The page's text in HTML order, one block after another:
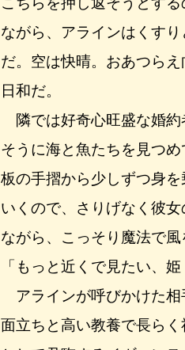
ながら、アラインはくす
だ。空は快晴。おあつら
日和だ。
隣では好奇心旺盛な婚約
そうに海と魚たちを見つ
板の手摺から少しずつ身
いくので、さりげなく彼
ながら、こっそり魔法で
「もっと近くで見たい、
アラインが呼びかけた相
面立ちと高い教養で長ら